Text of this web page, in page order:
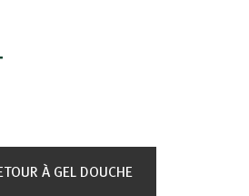
À GEL DOUCHE